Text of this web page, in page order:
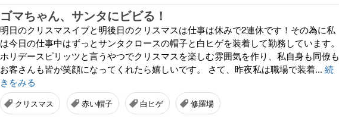
ゴマちゃん、サンタにビビる！
明日のクリスマスイブと明後日のクリスマスは仕事は休みで2連休です！その為に私
は今日の仕事中はずっとサンタクロースの帽子と白ヒゲを装着して勤務しています。
ホリデースピリッツと言うやつでクリスマスを楽しむ雰囲気を作り、私自身も同僚も
お客さんも皆が笑顔になってくれたら嬉しいです。 さて、昨夜私は職場で装着... 続
きをみる
クリスマス 赤い帽子 白ヒゲ 修羅場